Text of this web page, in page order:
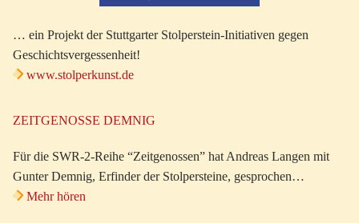
… ein Projekt der Stuttgarter Stolperstein-Initiativen gegen
Geschichtsvergessenheit!
www.stolperkunst.de
ZEITGENOSSE DEMNIG
Für die SWR-2-Reihe “Zeitgenossen” hat Andreas Langen mit
Gunter Demnig, Erfinder der Stolpersteine, gesprochen…
Mehr hören